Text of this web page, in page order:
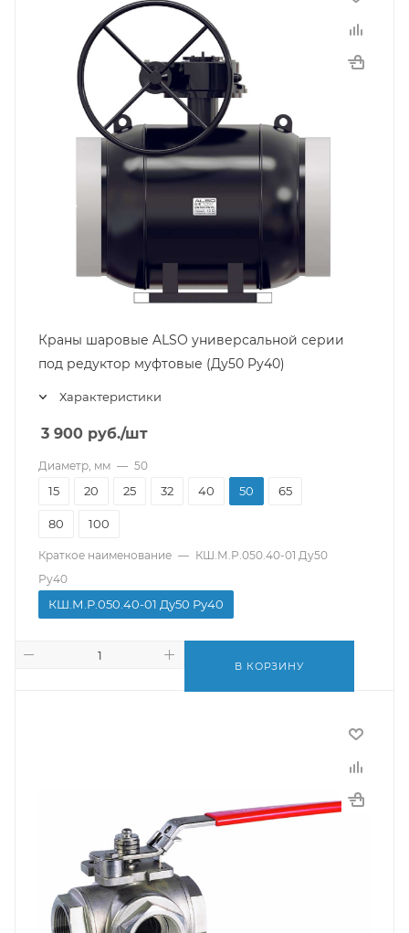
Краны шаровые ALSO универсальной серии
под редуктор муфтовые (Ду50 Pу40)
Характеристики
3 900 руб./шт
Диаметр, мм — 50
15 20 25 32 40 50 65
80 100
Краткое наименование — КШ.М.Р.050.40-01 Ду50
Ру40
КШ.М.Р.050.40-01 Ду50 Ру40
В КОРЗИНУ